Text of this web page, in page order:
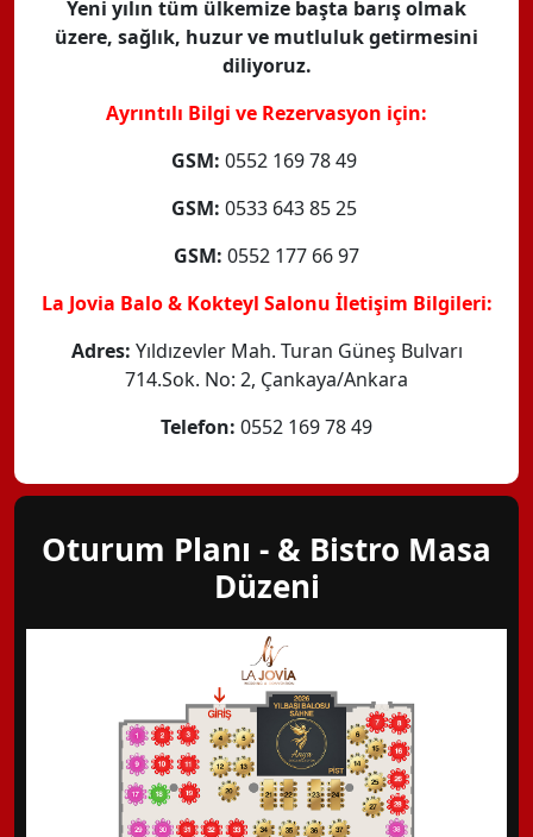
Yeni yılın tüm ülkemize başta barış olmak
üzere, sağlık, huzur ve mutluluk getirmesini
diliyoruz.
Ayrıntılı Bilgi ve Rezervasyon için:
GSM: 0552 169 78 49
GSM: 0533 643 85 25
GSM: 0552 177 66 97
La Jovia Balo & Kokteyl Salonu İletişim Bilgileri:
Adres: Yıldızevler Mah. Turan Güneş Bulvarı
714.Sok. No: 2, Çankaya/Ankara
Telefon: 0552 169 78 49
Oturum Planı - & Bistro Masa
Düzeni